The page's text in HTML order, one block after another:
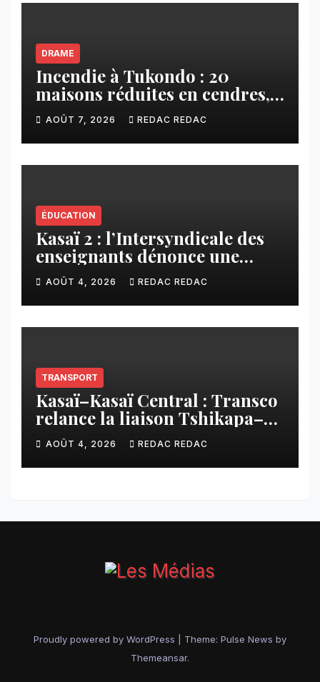
DRAME
Incendie à Tukondo : 20
maisons réduites en cendres,
plusieurs familles sans abri
AOÛT 7, 2026 REDAC REDAC
ÉDUCATION
Kasaï 2 : l’Intersyndicale des
enseignants dénonce une
contribution financière
imposée aux écoles de la
CNCA
AOÛT 4, 2026 REDAC REDAC
TRANSPORT
Kasaï–Kasaï Central : Transco
relance la liaison Tshikapa–
Tshiamu pour faciliter les
échanges
AOÛT 4, 2026 REDAC REDAC
Proudly powered by WordPress Theme: Pulse News by
Themeansar.